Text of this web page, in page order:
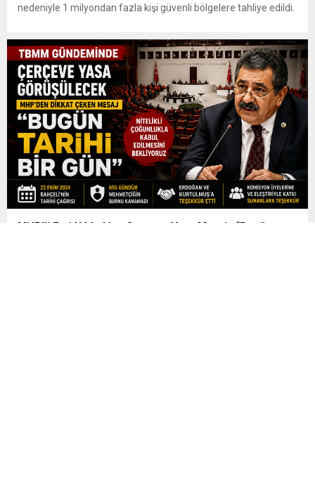
nedeniyle 1 milyondan fazla kişi güvenli bölgelere tahliye edildi.
Ağustos Pazar günü Çin’in doğu kıyılarında karaya ulaştı....
MHP’li Feti Yıldız’dan Çerçeve Yasa Mesajı: “Bugün